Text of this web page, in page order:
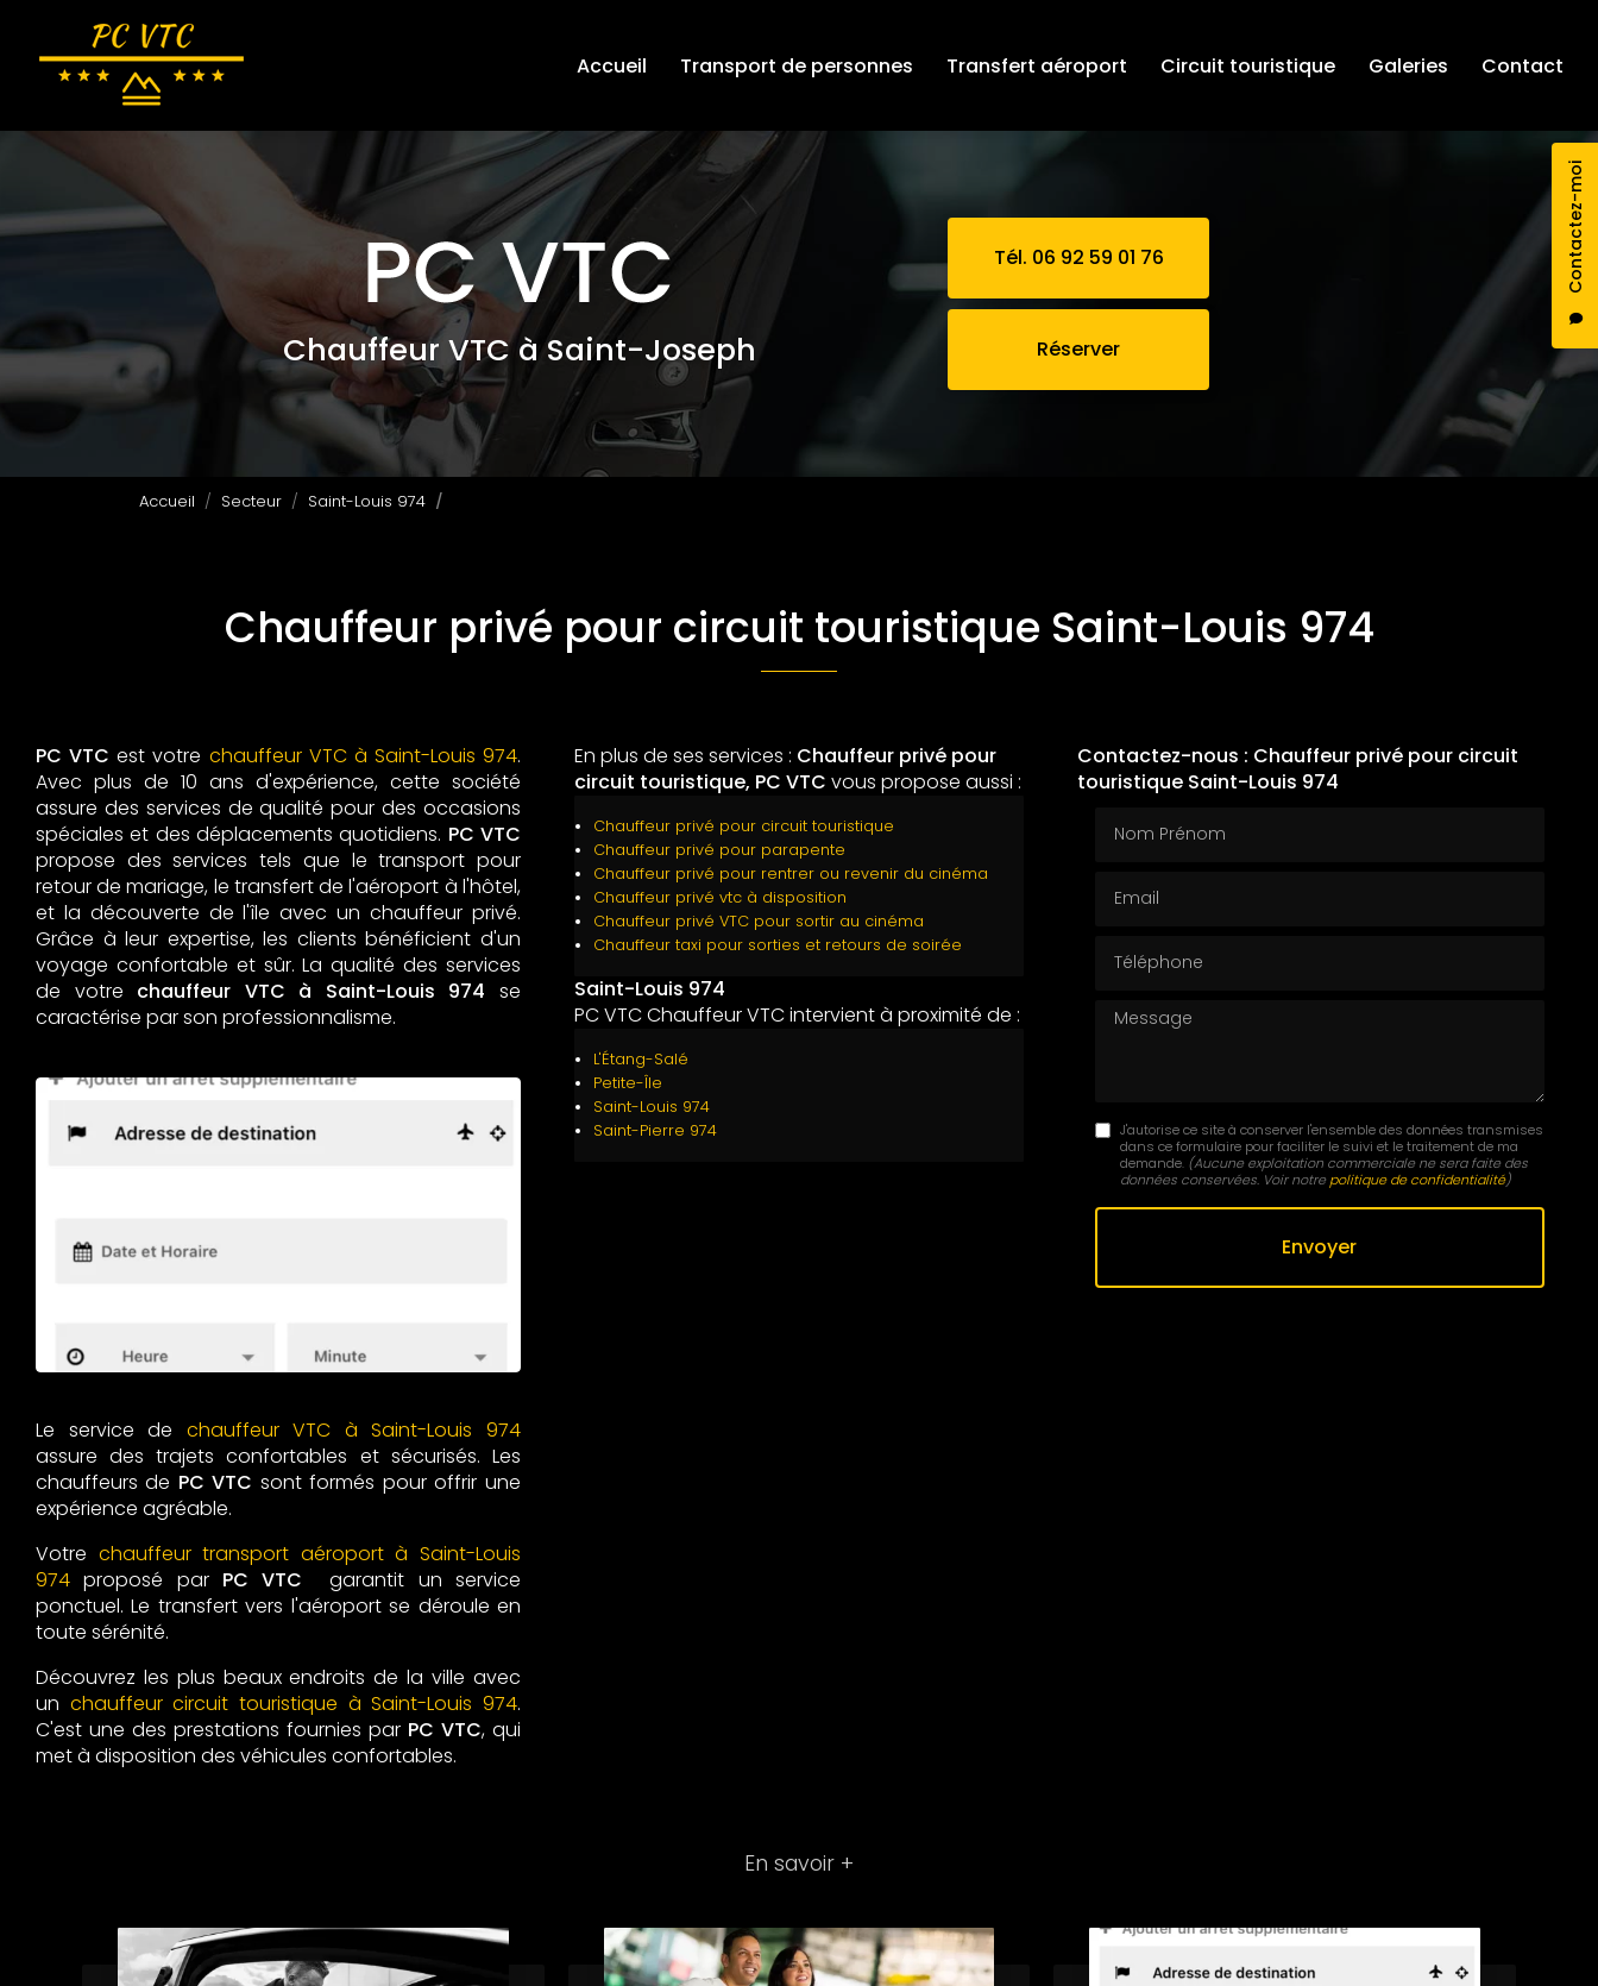
contenu
Contactez-moi
Accueil
Transport de personnes Transfert aéroport Circuit touristique Galeries Contact
Chauffeur VTC à Saint-Joseph
Tél. 06 92 59 01 76
Réserver
Accueil Secteur Saint-Louis 974
Chauffeur privé pour circuit touristique Saint-Louis 974
PC VTCest votre chauffeur VTC à Saint-Louis 974.
Avec plus de 10 ans d'expérience, cette société
assure des services de qualité pour des occasions
spéciales et des déplacements quotidiens. PC VTC
propose des services tels que le transport pour
retour de mariage, le transfert de l'aéroport à l'hôtel,
et la découverte de l'île avec un chauffeur privé.
Grâce à leur expertise, les clients bénéficient d'un
voyage confortable et sûr. La qualité des services
de votre chauffeur VTC à Saint-Louis 974 se
caractérise par son professionnalisme.
Le service de chauffeur VTC à Saint-Louis 974
assure des trajets confortables et sécurisés. Les
chauffeurs de PC VTC sont formés pour offrir une
expérience agréable.
Votre chauffeur transport aéroport à Saint-Louis
974 proposé par PC VTC
garantit un service
ponctuel. Le transfert vers l'aéroport se déroule en
toute sérénité.
Découvrez les plus beaux endroits de la ville avec
un chauffeur circuit touristique à Saint-Louis 974.
C'est une des prestations fournies par PC VTC, qui
met à disposition des véhicules confortables.
En plus de ses services : Chauffeur privé pour
circuit touristique, PC VTC vous propose aussi :
Chauffeur privé pour circuit touristique
Chauffeur privé pour parapente
Chauffeur privé pour rentrer ou revenir du cinéma
Chauffeur privé vtc à disposition
Chauffeur privé VTC pour sortir au cinéma
Chauffeur taxi pour sorties et retours de soirée
Saint-Louis 974
PC VTC Chauffeur VTC intervient à proximité de :
L'Étang-Salé
Petite-Île
Saint-Louis 974
Saint-Pierre 974
Contactez-nous : Chauffeur privé pour circuit
touristique Saint-Louis 974
Message
J'autorise ce site à conserver l'ensemble des données transmises
dans ce formulaire pour faciliter le suivi et le traitement de ma
demande. (Aucune exploitation commerciale ne sera faite des
données conservées. Voir notrepolitique de confidentialité)
En savoir +